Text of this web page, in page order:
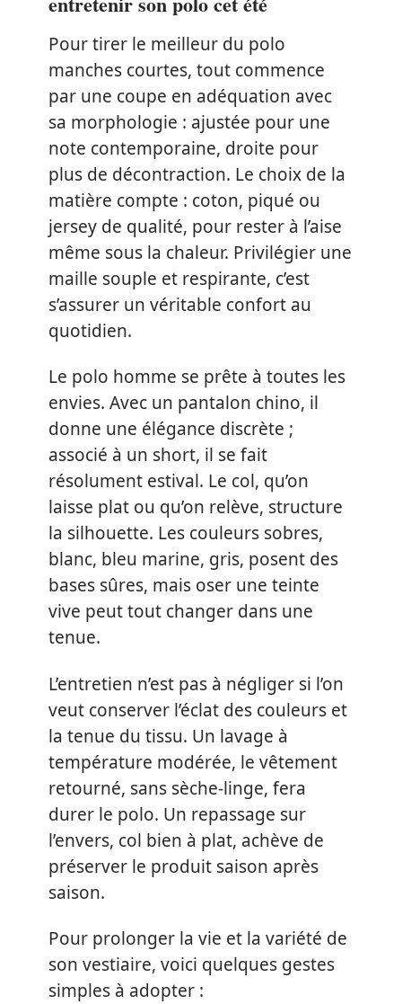
Pour tirer le meilleur du polo
manches courtes, tout commence
par une coupe en adéquation avec
sa morphologie : ajustée pour une
note contemporaine, droite pour
plus de décontraction. Le choix de la
matière compte : coton, piqué ou
jersey de qualité, pour rester à l’aise
même sous la chaleur. Privilégier une
maille souple et respirante, c’est
s’assurer un véritable confort au
quotidien.
Le polo homme se prête à toutes les
envies. Avec un pantalon chino, il
donne une élégance discrète ;
associé à un short, il se fait
résolument estival. Le col, qu’on
laisse plat ou qu’on relève, structure
la silhouette. Les couleurs sobres,
blanc, bleu marine, gris, posent des
bases sûres, mais oser une teinte
vive peut tout changer dans une
tenue.
L’entretien n’est pas à négliger si l’on
veut conserver l’éclat des couleurs et
la tenue du tissu. Un lavage à
température modérée, le vêtement
retourné, sans sèche-linge, fera
durer le polo. Un repassage sur
l’envers, col bien à plat, achève de
préserver le produit saison après
saison.
Pour prolonger la vie et la variété de
son vestiaire, voici quelques gestes
simples à adopter :